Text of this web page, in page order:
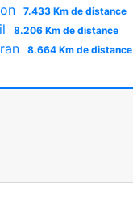
7.433 Km de distance
8.206 Km de distance
8.664 Km de distance